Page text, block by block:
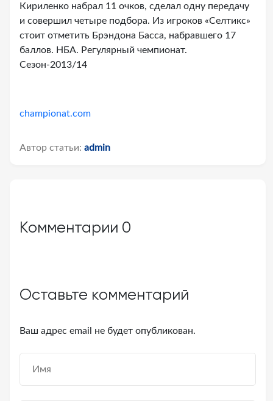
Кириленко набрал 11 очков, сделал одну передачу
и совершил четыре подбора. Из игроков «Селтикс»
стоит отметить Брэндона Басса, набравшего 17
баллов. НБА. Регулярный чемпионат.
Сезон-2013/14
championat.com
Автор статьи: admin
Комментарии 0
Оставьте комментарий
Ваш адрес email не будет опубликован.